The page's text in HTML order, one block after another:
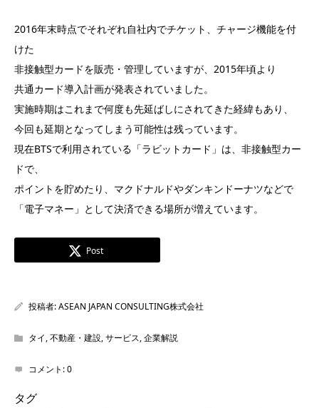
2016年末時点でそれぞれ自社内でチケット、チャージ機能を付
けた
非接触型カードを販売・管理していますが、2015年頃より
共通カード導入計画が発表されていました。
実施時期はこれまで何度も先延ばしにされてきた経緯もあり、
今回も延期となってしまう可能性は残っています。
現在BTSで利用されている「ラビットカード」は、非接触型カー
ドで、
ポイントを貯めたり、マクドナルドやダンキンドーナツなどで
「電子マネー」として決済できる場所が増えています。
Post
投稿者:ASEAN JAPAN CONSULTING株式会社
タイ,不動産・建設,サービス,企業解説
コメント:0
タグ